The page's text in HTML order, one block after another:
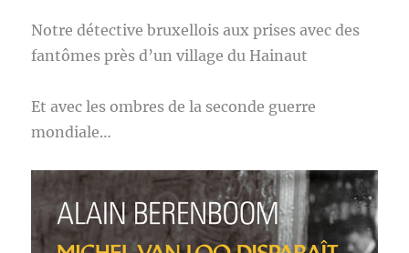
Notre détective bruxellois aux prises avec des
fantômes près d’un village du Hainaut
Et avec les ombres de la seconde guerre
mondiale…